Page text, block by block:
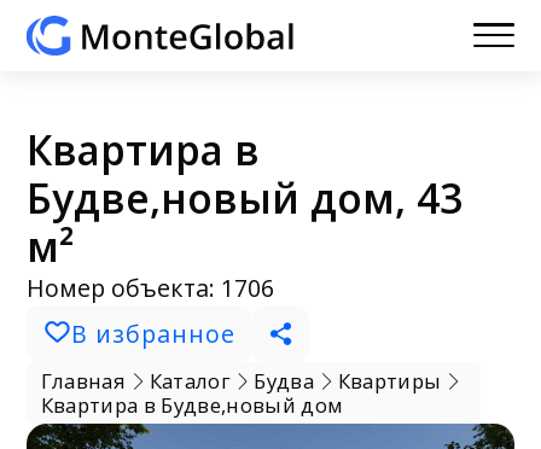
Квартира в
Будве,новый дом, 43
м²
Номер объекта: 1706
В избранное
Главная Каталог Будва
Квартиры
Квартира в Будве,новый дом